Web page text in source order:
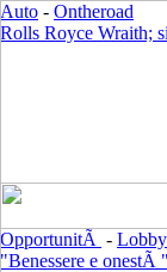
Auto - Ontheroad
Rolls Royce Wraith;
OpportunitÃ -
"Benessere e